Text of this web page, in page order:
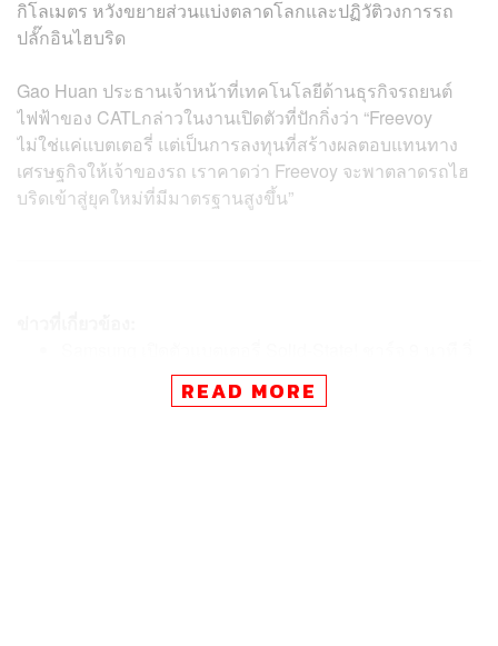
กิโลเมตร หวังขยายส่วนแบ่งตลาดโลกและปฏิวัติวงการรถ
ปลั๊กอินไฮบริด
Gao Huan ประธานเจ้าหน้าที่เทคโนโลยีด้านธุรกิจรถยนต์
ไฟฟ้าของ CATLกล่าวในงานเปิดตัวที่ปักกิ่งว่า “Freevoy
ไม่ใช่แค่แบตเตอรี่ แต่เป็นการลงทุนที่สร้างผลตอบแทนทาง
เศรษฐกิจให้เจ้าของรถ เราคาดว่า Freevoy จะพาตลาดรถไฮ
บริดเข้าสู่ยุคใหม่ที่มีมาตรฐานสูงขึ้น”
งได้ 960 กม. แถมอายุการใช้งาน 20 ปี พร้อมผลิตจริงปี
READ MORE